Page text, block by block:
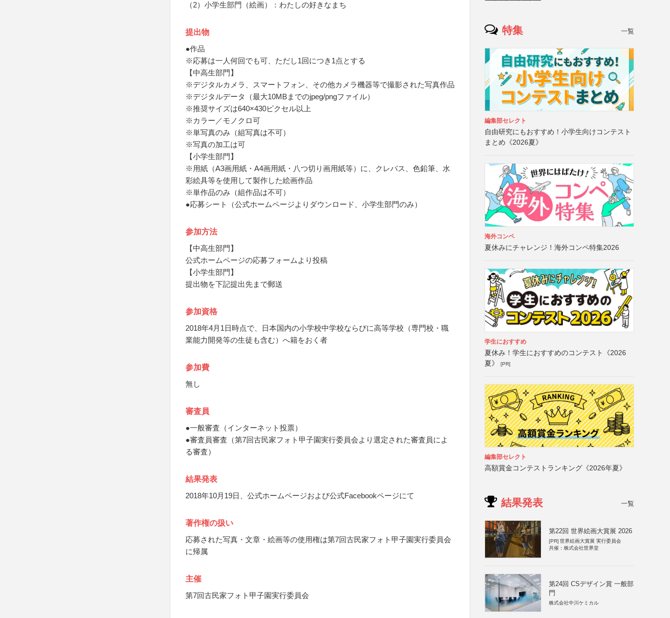
（2）小学生部門（絵画）：わたしの好きなまち
提出物
●作品
※応募は一人何回でも可、ただし1回につき1点とする
【中高生部門】
※デジタルカメラ、スマートフォン、その他カメラ機器等で撮影された写真作品
※デジタルデータ（最大10MBまでのjpeg/pngファイル）
※推奨サイズは640×430ピクセル以上
※カラー／モノクロ可
※単写真のみ（組写真は不可）
※写真の加工は可
【小学生部門】
※用紙（A3画用紙・A4画用紙・八つ切り画用紙等）に、クレパス、色鉛筆、水
彩絵具等を使用して製作した絵画作品
※単作品のみ（組作品は不可）
●応募シート（公式ホームページよりダウンロード、小学生部門のみ）
参加方法
【中高生部門】
公式ホームページの応募フォームより投稿
【小学生部門】
提出物を下記提出先まで郵送
参加資格
2018年4月1日時点で、日本国内の小学校中学校ならびに高等学校（専門校・職
業能力開発等の生徒も含む）へ籍をおく者
参加費
無し
審査員
●一般審査（インターネット投票）
●審査員審査（第7回古民家フォト甲子園実行委員会より選定された審査員によ
る審査）
結果発表
2018年10月19日、公式ホームページおよび公式Facebookページにて
著作権の扱い
応募された写真・文章・絵画等の使用権は第7回古民家フォト甲子園実行委員会
に帰属
主催
第7回古民家フォト甲子園実行委員会
特集 一覧
編集部セレクト
自由研究にもおすすめ！小学生向けコンテスト
まとめ《2026夏》
海外コンペ
夏休みにチャレンジ！海外コンペ特集2026
学生におすすめ
夏休み！学生におすすめのコンテスト《2026
夏》
[PR]
編集部セレクト
高額賞金コンテストランキング《2026年夏》
結果発表 一覧
第22回 世界絵画大賞展 2026
[PR] 世界絵画大賞展 実行委員会
共催：株式会社世界堂
第24回 CSデザイン賞 一般部
門
株式会社中川ケミカル